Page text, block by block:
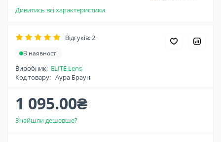
Дивитись всі характеристики
Відгуків: 2
В наявності
Виробник: ELITE Lens
Код товару: Аура Браун
1 095.00₴
Знайшли дешевше?